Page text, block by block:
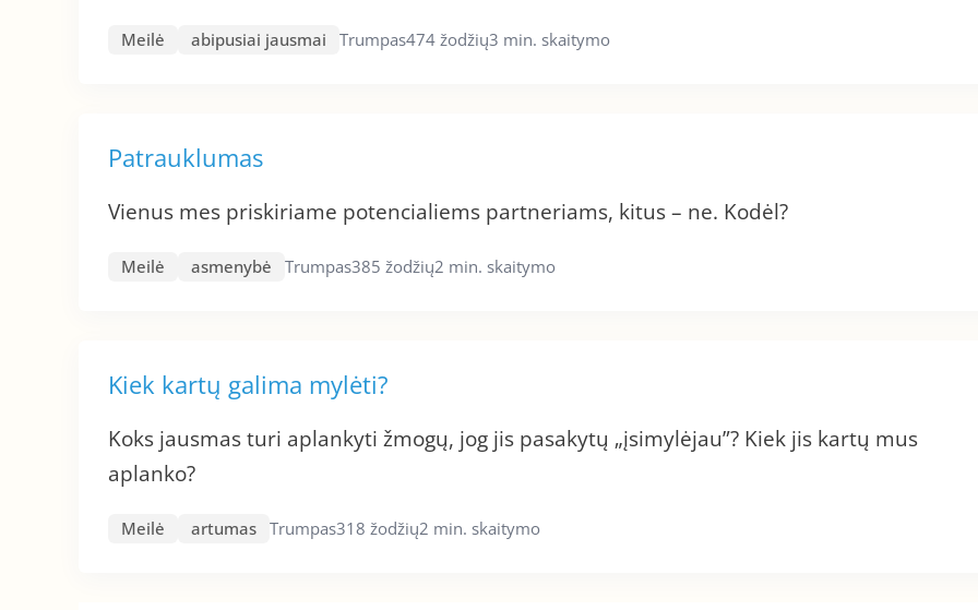
Meilė abipusiai jausmai Trumpas474 žodžių3 min. skaitymo
Patrauklumas
Vienus mes priskiriame potencialiems partneriams, kitus – ne. Kodėl?
Meilė asmenybė Trumpas385 žodžių2 min. skaitymo
Kiek kartų galima mylėti?
Koks jausmas turi aplankyti žmogų, jog jis pasakytų „įsimylėjau”? Kiek jis kartų mus
aplanko?
Meilė artumas Trumpas318 žodžių2 min. skaitymo